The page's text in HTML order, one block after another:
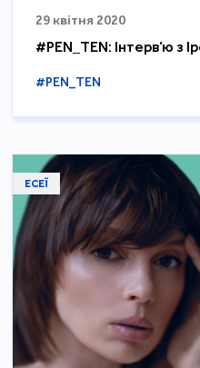
29 квітня 2020
#PEN_TEN: Інтерв’ю з
#PEN_TEN
ЕСЕЇ